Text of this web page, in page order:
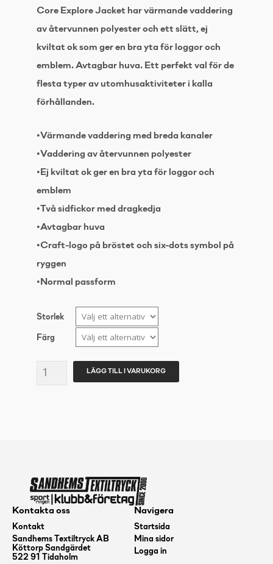
Core Explore Jacket har värmande vaddering
av återvunnen polyester och ett slätt, ej
kviltat ok som ger en bra yta för loggor och
emblem. Avtagbar huva. Ett perfekt val för de
flesta typer av utomhusaktiviteter i kalla
förhållanden.
•Värmande vaddering med breda kanaler
•Vaddering av återvunnen polyester
•Ej kviltat ok ger en bra yta för loggor och
emblem
•Två sidfickor med dragkedja
•Avtagbar huva
•Craft-logo på bröstet och six-dots symbol på
ryggen
•Normal passform
Storlek
Färg
CRAFT
mängd
LÄGG TILL I VARUKORG
Kontakta oss
Kontakt
Sandhems Textiltryck AB
Köttorp Sandgärdet
522 91 Tidaholm
Navigera
Startsida
Mina sidor
Logga in